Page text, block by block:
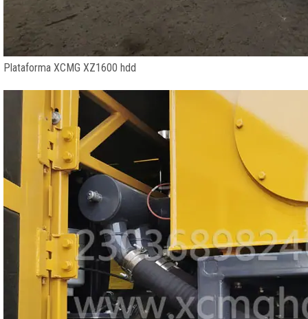
Plataforma XCMG XZ1600 hdd